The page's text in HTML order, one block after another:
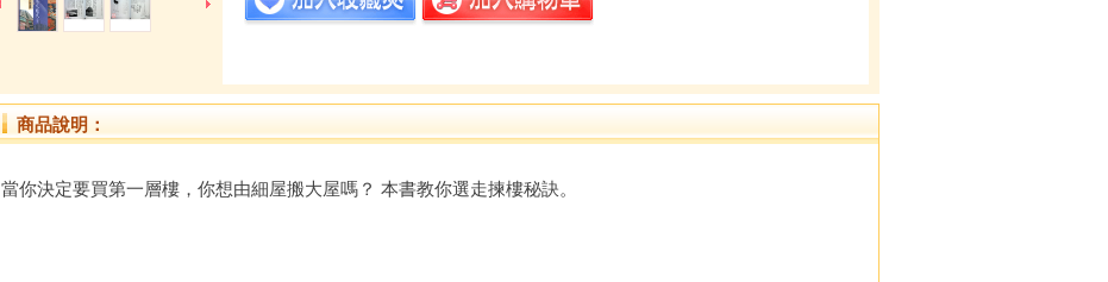
商品說明：
當你決定要買第一層樓，你想由細屋搬大屋嗎？ 本書教你選走揀樓秘訣。